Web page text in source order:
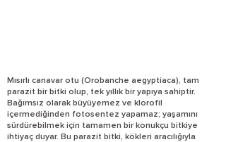
Mısırlı canavar otu (Orobanche aegyptiaca), tam
parazit bir bitki olup, tek yıllık bir yapıya sahiptir.
Bağımsız olarak büyüyemez ve klorofil
içermediğinden fotosentez yapamaz; yaşamını
sürdürebilmek için tamamen bir konukçu bitkiye
ihtiyaç duyar. Bu parazit bitki, kökleri aracılığıyla